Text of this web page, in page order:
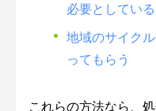
必要としてい
地域のサイク
ってもらう
これらの方法なら、